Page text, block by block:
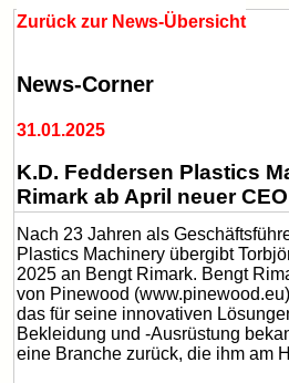
Zurück zur News-Übersicht
News-Corner
31.01.2025
K.D. Feddersen Plastics
Rimark ab April neuer CEO
Nach 23 Jahren als
Plastics Machinery übergibt
2025 an Bengt Rimark. Bengt
von Pinewood
das für seine innovativen
Bekleidung und -Ausrüstung
eine Branche zurück, die ihm am